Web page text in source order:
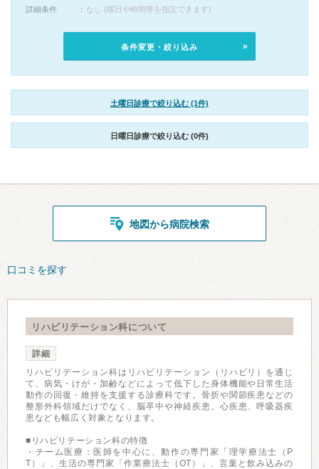
詳細条件
なし (曜日や時間帯を指定できます)
条件変更・絞り込み
土曜日診療で絞り込む (1件)
日曜日診療で絞り込む (0件)
地図から病院検索
口コミを探す
リハビリテーション科について
詳細
リハビリテーション科はリハビリテーション（リハビリ）を通じ
て、病気・けが・加齢などによって低下した身体機能や日常生活
動作の回復・維持を支援する診療科です。骨折や関節疾患などの
整形外科領域だけでなく、脳卒中や神経疾患、心疾患、呼吸器疾
患なども幅広く対象となります。
■リハビリテーション科の特徴
・チーム医療：医師を中心に、動作の専門家「理学療法士（P
T）」、生活の専門家「作業療法士（OT）」、言葉と飲み込みの